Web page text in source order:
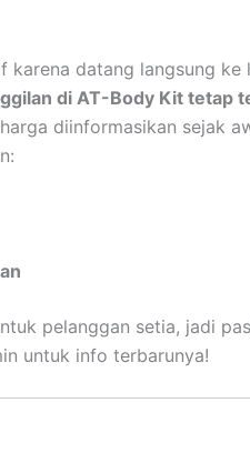
karena datang langsung ke
di AT-Body Kit tetap
diinformasikan sejak
pelanggan setia, jadi
untuk info terbarunya!